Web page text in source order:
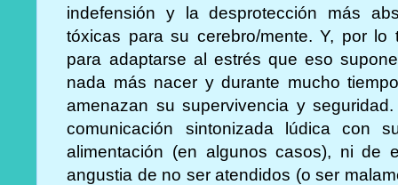
indefensión y la desprotección más
tóxicas para su cerebro/mente. Y, por
para adaptarse al estrés que eso
nada más nacer y durante mucho
amenazan su supervivencia y
comunicación sintonizada lúdica con
alimentación (en algunos casos), ni de
angustia de no ser atendidos (o ser